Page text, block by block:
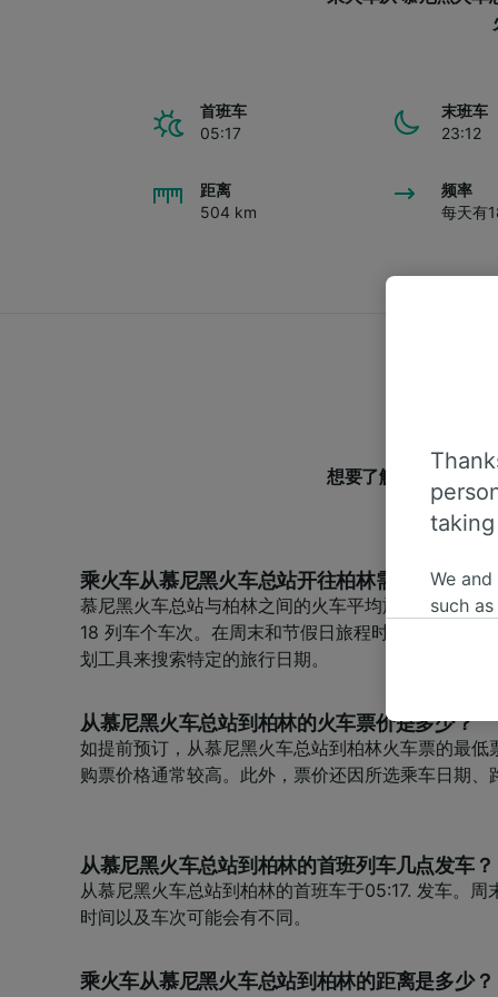
首班车
05:17
末班车
23:12
距离
504 km
频率
每天有
想要了解跟多从慕尼
乘火车从慕尼黑火车总站开往柏林需要多长时间
慕尼黑火车总站与柏林之间的火车平均旅程时间为4
18 列车个车次。在周末和节假日旅程时间可能更长
划工具来搜索特定的旅行日期。
从慕尼黑火车总站到柏林的火车票价是多少？
如提前预订，从慕尼黑火车总站到柏林火车票的最
购票价格通常较高。此外，票价还因所选乘车日期、
从慕尼黑火车总站到柏林的首班列车几点发车？
从慕尼黑火车总站到柏林的首班车于05:17. 发车。周
时间以及车次可能会有不同。
乘火车从慕尼黑火车总站到柏林的距离是多少？
We
such
us not
We